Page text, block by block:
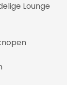
Lounge